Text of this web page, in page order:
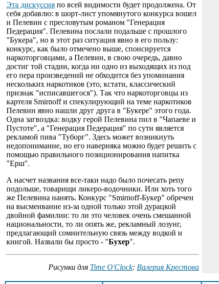
Эта дискуссия по всей видимости будет продолжена. От
себя добавлю: в шорт-лист упомянутого конкурса вошел
и Пелевин с пресловутым романом "Генерация
Педерация". Пелевина послали подальше с прошлого
"Букера", но в этот раз ситуация явно в его пользу:
конкурс, как было отмечено выше, спонсируется
наркоторговцами, а Пелевин, в свою очередь, давно
достиг той стадии, когда ни одно из выходящих из под
его пера произведений не обходится без упоминания
нескольких наркотиков (это, кстати, классический
признак "исписавшегося"). Так что наркоторговцы из
картеля Smirnoff и спекулирующий на теме наркотиков
Пелевин явно нашли друг друга в "Букере" этого года.
Одна загвоздка: водку герой Пелевина пил в "Чапаеве и
Пустоте", а "Генерация Педерация" по сути является
рекламой пива "Туборг". Здесь может возникнуть
недопонимание, но его наверняка можно будет решить с
помощью правильного позиционирования напитка
"Ерш".
А насчет названия все-таки надо было почесать репу
подольше, товарищи ликеро-водочники. Или хоть того
же Пелевина нанять. Конкурс "Smirnoff-Букер" обречен
на высмеивание из-за одной только этой дурацкой
двойной фамилии: то ли это человек очень смешанной
национальности, то ли опять же, рекламный лозунг,
предлагающий сомнительную связь между водкой и
книгой. Назвали бы просто - "Бухер".
Рисунки для Time O'Clock: Валерия Крестова